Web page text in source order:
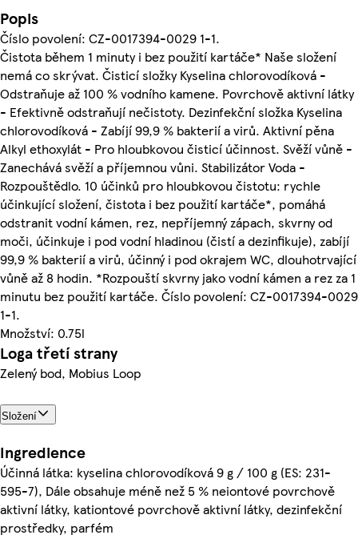
Popis
Číslo povolení: CZ-0017394-0029 1-1.
Čistota během 1 minuty i bez použití kartáče* Naše složení
nemá co skrývat. Čisticí složky Kyselina chlorovodíková -
Odstraňuje až 100 % vodního kamene. Povrchově aktivní látky
- Efektivně odstraňují nečistoty. Dezinfekční složka Kyselina
chlorovodíková - Zabíjí 99,9 % bakterií a virů. Aktivní pěna
Alkyl ethoxylát - Pro hloubkovou čisticí účinnost. Svěží vůně -
Zanechává svěží a příjemnou vůni. Stabilizátor Voda -
Rozpouštědlo. 10 účinků pro hloubkovou čistotu: rychle
účinkující složení, čistota i bez použití kartáče*, pomáhá
odstranit vodní kámen, rez, nepříjemný zápach, skvrny od
moči, účinkuje i pod vodní hladinou (čistí a dezinfikuje), zabíjí
99,9 % bakterií a virů, účinný i pod okrajem WC, dlouhotrvající
vůně až 8 hodin. *Rozpouští skvrny jako vodní kámen a rez za 1
minutu bez použití kartáče. Číslo povolení: CZ-0017394-0029
1-1.
Množství: 0.75l
Loga třetí strany
Zelený bod, Mobius Loop
Složení
Ingredience
Účinná látka: kyselina chlorovodíková 9 g / 100 g (ES: 231-
595-7), Dále obsahuje méně než 5 % neiontové povrchově
aktivní látky, kationtové povrchově aktivní látky, dezinfekční
prostředky, parfém